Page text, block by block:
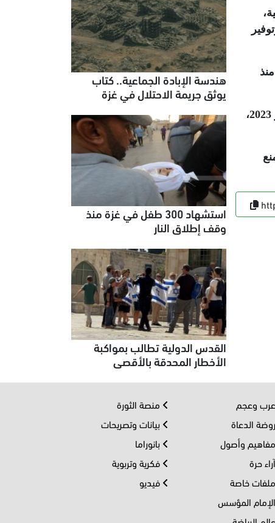
منذ
وأشارت حينها إلى أن "عدد الشهداء من الصحفيين بلغ 262 صحفيا وصحفية منذ اندلاع حرب الإبادة في أكتوبر 2023،
هندسة الإبادة الجماعية.. كتاب
يوثق جريمة الاحتلال في غزة
استشهاد 300 طفل في غزة منذ
وقف إطلاق النار
القدس الدولية تطالب بمواكبة
الأخطار المحدقة بالأقصى
عرب وعجم
روضة الدعاة
مفاهيم وأصول
حرة
ملفات خاصة
الإمام المؤسس
منصة الثورة
بيانات وتصريحات
بانوراما
فكرية وتربوية
فيديو